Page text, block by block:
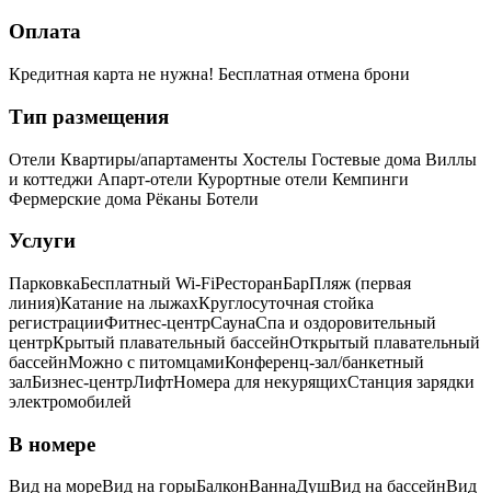
Оплата
Кредитная карта не нужна! Бесплатная отмена брони
Тип размещения
Отели Квартиры/апартаменты Хостелы Гостевые дома Виллы
и коттеджи Апарт-отели Курортные отели Кемпинги
Фермерские дома Рёканы Ботели
Услуги
ПарковкаБесплатный Wi-FiРесторанБарПляж (первая
линия)Катание на лыжахКруглосуточная стойка
регистрацииФитнес-центрСаунаСпа и оздоровительный
центрКрытый плавательный бассейнОткрытый плавательный
бассейнМожно с питомцамиКонференц-зал/банкетный
залБизнес-центрЛифтНомера для некурящихCтанция зарядки
электромобилей
В номере
Вид на мореВид на горыБалконВаннаДушВид на бассейнВид